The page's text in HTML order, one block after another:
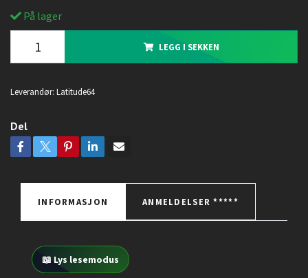
På lager
LEGG I SEKKEN
Leverandør: Latitude64
Del
INFORMASJON ANMELDELSER *****
📖 Lys lesemodus